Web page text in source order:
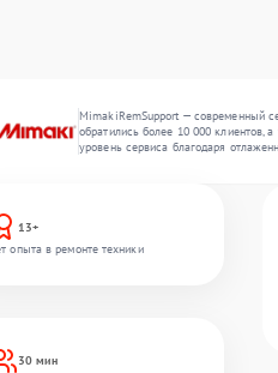
MimakiRemSupport — современный
обратились более 10 000 клиентов,
уровень сервиса благодаря
13+
опыта в ремонте техники
30 мин